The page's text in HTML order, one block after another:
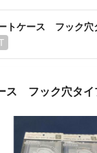
トケース フック
ース フック穴